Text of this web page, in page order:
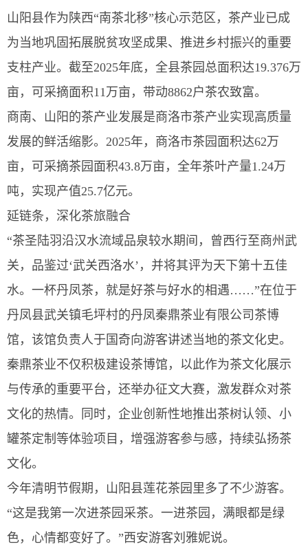
山阳县作为陕西“南茶北移”核心示范区，茶产业已成
为当地巩固拓展脱贫攻坚成果、推进乡村振兴的重要
支柱产业。截至2025年底，全县茶园总面积达19.376万
亩，可采摘面积11万亩，带动8862户茶农致富。
商南、山阳的茶产业发展是商洛市茶产业实现高质量
发展的鲜活缩影。2025年，商洛市茶园面积达62万
亩，可采摘茶园面积43.8万亩，全年茶叶产量1.24万
吨，实现产值25.7亿元。
延链条，深化茶旅融合
“茶圣陆羽沿汉水流域品泉较水期间，曾西行至商州武
关，品鉴过‘武关西洛水’，并将其评为天下第十五佳
水。一杯丹凤茶，就是好茶与好水的相遇……”在位于
丹凤县武关镇毛坪村的丹凤秦鼎茶业有限公司茶博
馆，该馆负责人于国奇向游客讲述当地的茶文化史。
秦鼎茶业不仅积极建设茶博馆，以此作为茶文化展示
与传承的重要平台，还举办征文大赛，激发群众对茶
文化的热情。同时，企业创新性地推出茶树认领、小
罐茶定制等体验项目，增强游客参与感，持续弘扬茶
文化。
今年清明节假期，山阳县莲花茶园里多了不少游客。
“这是我第一次进茶园采茶。一进茶园，满眼都是绿
色，心情都变好了。”西安游客刘雅妮说。